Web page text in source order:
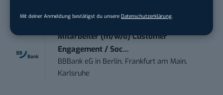
Mit deiner Anmeldung bestätigst du unsere Datenschutzerklärung.
Mitarbeiter (m/w/d) Customer
Engagement / Soc...
BBBank eG in Berlin, Frankfurt am Main,
Karlsruhe